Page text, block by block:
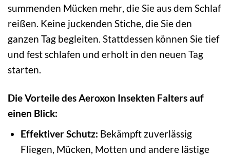
summenden Mücken mehr, die Sie aus dem Schlaf
reißen. Keine juckenden Stiche, die Sie den
ganzen Tag begleiten. Stattdessen können Sie tief
und fest schlafen und erholt in den neuen Tag
starten.
Die Vorteile des Aeroxon Insekten Falters auf
einen Blick:
Effektiver Schutz: Bekämpft zuverlässig
Fliegen, Mücken, Motten und andere lästige